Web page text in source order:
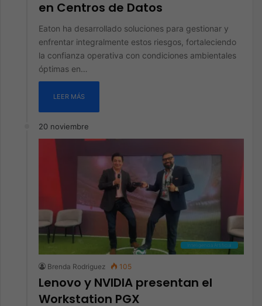
en Centros de Datos
Eaton ha desarrollado soluciones para gestionar y
enfrentar integralmente estos riesgos, fortaleciendo
la confianza operativa con condiciones ambientales
óptimas en…
LEER MÁS
20 noviembre
Inteligencia Artificial
Brenda Rodriguez 105
Lenovo y NVIDIA presentan el
Workstation PGX